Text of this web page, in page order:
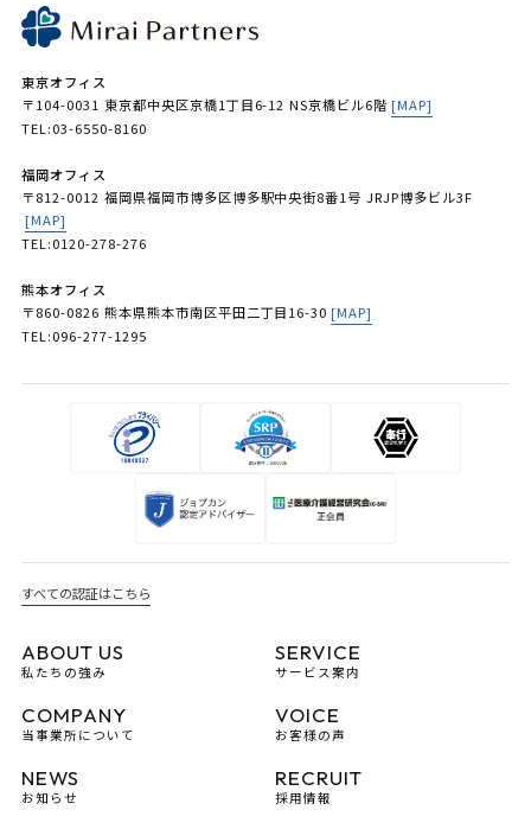
東京オフィス
〒104-0031 東京都中央区京橋1丁目6-12 NS京橋ビル6階 [MAP]
TEL:03-6550-8160
福岡オフィス
〒812-0012 福岡県福岡市博多区博多駅中央街8番1号 JRJP博多ビル3F
[MAP]
TEL:0120-278-276
熊本オフィス
〒860-0826 熊本県熊本市南区平田二丁目16-30 [MAP]
TEL:096-277-1295
すべての認証はこちら
ABOUT US
私たちの強み
SERVICE
サービス案内
COMPANY
当事業所について
VOICE
お客様の声
NEWS
お知らせ
RECRUIT
採用情報